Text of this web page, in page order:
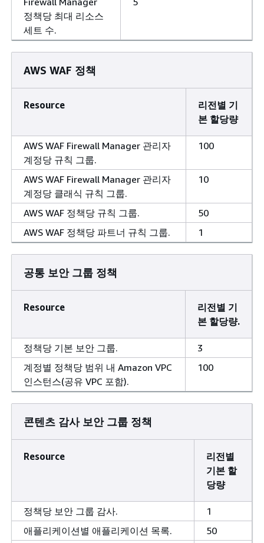
정책당 최대 리소스
세트 수.
AWS WAF 정책
Resource
리전별 기
본 할당량
AWS WAF Firewall Manager 관리자
계정당 규칙 그룹.
100
AWS WAF Firewall Manager 관리자
계정당 클래식 규칙 그룹.
10
AWS WAF 정책당 규칙 그룹.
50
AWS WAF 정책당 파트너 규칙 그룹.
1
공통 보안 그룹 정책
Resource
리전별 기
본 할당량.
정책당 기본 보안 그룹.
3
계정별 정책당 범위 내 Amazon VPC
인스턴스(공유 VPC 포함).
100
콘텐츠 감사 보안 그룹 정책
Resource
리전별
기본 할
당량
정책당 보안 그룹 감사.
1
애플리케이션별 애플리케이션 목록.
50